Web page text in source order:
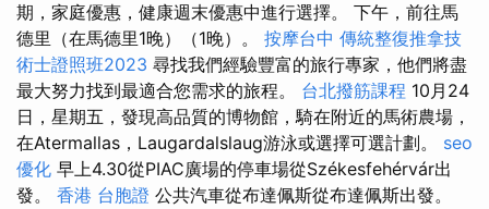
期，家庭優惠，健康週末優惠中進行選擇。 下午，前往馬
德里（在馬德里1晚）（1晚）。 按摩台中 傳統整復推拿技
術士證照班2023 尋找我們經驗豐富的旅行專家，他們將盡
最大努力找到最適合您需求的旅程。 台北撥筋課程 10月24
日，星期五，發現高品質的博物館，騎在附近的馬術農場，
在Atermallas，Laugardalslaug游泳或選擇可選計劃。 seo
優化 早上4.30從PIAC廣場的停車場從Székesfehérvár出
發。 香港 台胞證 公共汽車從布達佩斯從布達佩斯出發。